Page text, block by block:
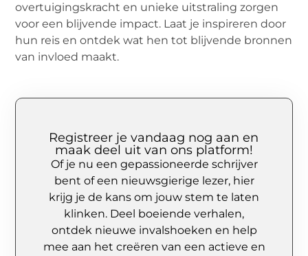
overtuigingskracht en unieke uitstraling zorgen
voor een blijvende impact. Laat je inspireren door
hun reis en ontdek wat hen tot blijvende bronnen
van invloed maakt.
Registreer je vandaag nog aan en
maak deel uit van ons platform!
Of je nu een gepassioneerde schrijver
bent of een nieuwsgierige lezer, hier
krijg je de kans om jouw stem te laten
klinken. Deel boeiende verhalen,
ontdek nieuwe invalshoeken en help
mee aan het creëren van een actieve en